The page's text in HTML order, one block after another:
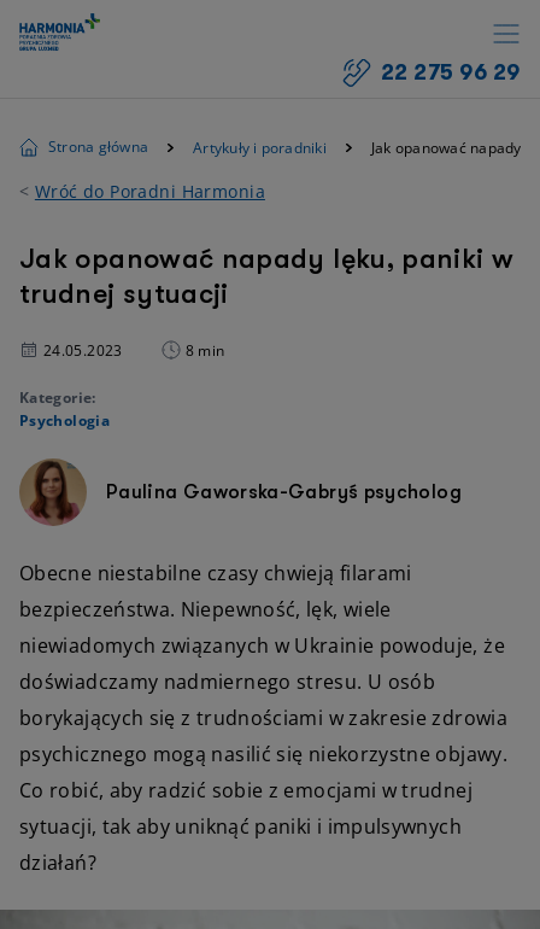
22 275 96 29
Strona główna Artykuły i poradniki Jak opanować napady
< Wróć do Poradni Harmonia
Jak opanować napady lęku, paniki w
trudnej sytuacji
24.05.2023 8 min
Kategorie:
Psychologia
Paulina Gaworska-Gabryś psycholog
Obecne niestabilne czasy chwieją filarami
bezpieczeństwa. Niepewność, lęk, wiele
niewiadomych związanych w Ukrainie powoduje, że
doświadczamy nadmiernego stresu. U osób
borykających się z trudnościami w zakresie zdrowia
psychicznego mogą nasilić się niekorzystne objawy.
Co robić, aby radzić sobie z emocjami w trudnej
sytuacji, tak aby uniknąć paniki i impulsywnych
działań?